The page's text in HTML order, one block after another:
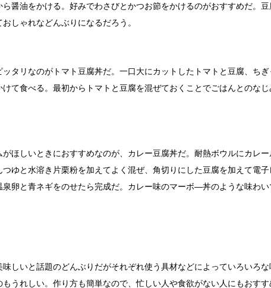
醤油をかける。好みでわさびとかつお節をかけるのがおすすめだ。
しゃれなどんぶりになるだろう。
タリなのがトマト豆腐丼だ。一口大にカットしたトマトと豆腐、ち
て食べる。最初からトマトと豆腐を混ぜておくことでごはんとのな
ほしいときにおすすめなのが、カレー豆腐丼だ。耐熱ボウルにカレ
ゆと水溶き片栗粉を加えてよく混ぜ、角切りにした豆腐を加えて電
卵と青ネギをのせたら完成だ。カレー味のマーボ―丼のような味わい
しいと話題のどんぶりだがそれぞれ使う具材などによっていろいろ
うれしい。作り方も簡単なので、忙しい人や食欲がない人にもおす